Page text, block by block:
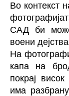
Во контекст
САД би
воени
На
капа на
покрај
има